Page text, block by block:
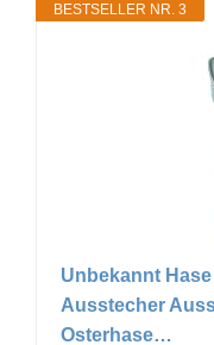
BESTSELLER NR. 3
Unbekannt
Ausstecher
Osterhase…